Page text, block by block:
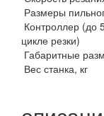
Размеры
Контроллер (до
цикле резки)
Габаритные
Вес станка, кг